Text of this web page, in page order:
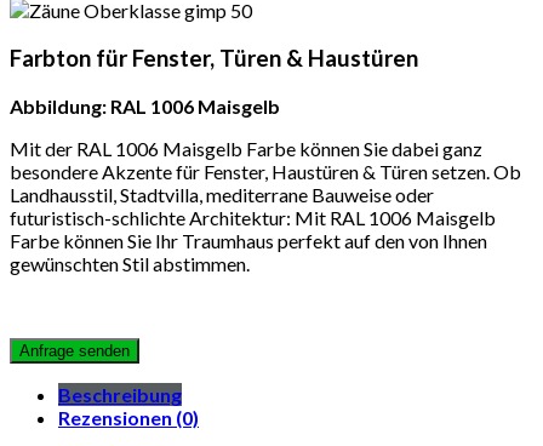
Farbton für Fenster, Türen & Haustüren
Abbildung: RAL 1006 Maisgelb
Mit der RAL 1006 Maisgelb Farbe können Sie dabei ganz
besondere Akzente für Fenster, Haustüren & Türen setzen. Ob
Landhausstil, Stadtvilla, mediterrane Bauweise oder
futuristisch-schlichte Architektur: Mit RAL 1006 Maisgelb
Farbe können Sie Ihr Traumhaus perfekt auf den von Ihnen
gewünschten Stil abstimmen.
Beschreibung
Rezensionen (0)